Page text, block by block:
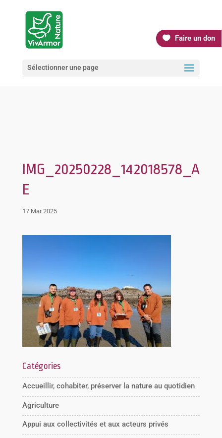
Faire un don
Sélectionner une page
IMG_20250228_142018578_A
E
17 Mar 2025
Catégories
Accueillir, cohabiter, préserver la nature au quotidien
Agriculture
Appui aux collectivités et aux acteurs privés